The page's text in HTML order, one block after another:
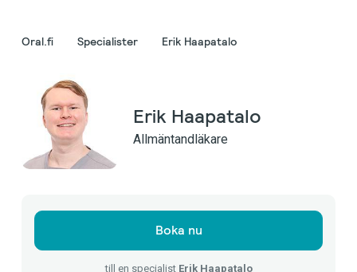
Oral.fi Specialister Erik Haapatalo
Erik Haapatalo
Allmäntandläkare
Boka nu
till en specialist Erik Haapatalo